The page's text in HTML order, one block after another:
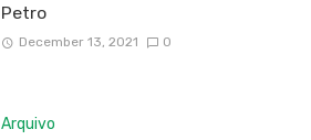
Petro
December 13, 2021 0
Arquivo